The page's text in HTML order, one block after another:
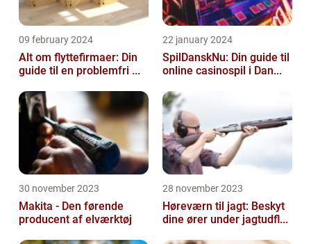
09 february 2024
Alt om flyttefirmaer: Din
guide til en problemfri ...
22 january 2024
SpilDanskNu: Din guide til
online casinospil i Dan...
30 november 2023
Makita - Den førende
producent af elværktøj
28 november 2023
Høreværn til jagt: Beskyt
dine ører under jagtudfl...